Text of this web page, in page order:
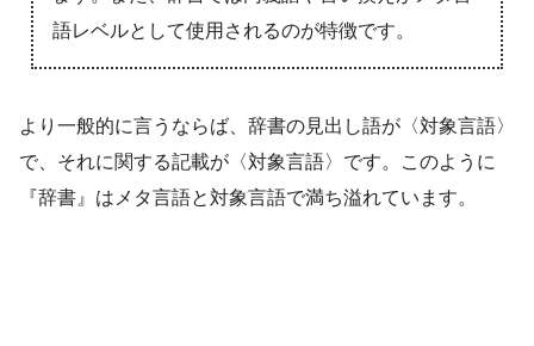
語レベルとして使用されるのが特徴です。
より一般的に言うならば、辞書の見出し語が〈対象言語〉
で、それに関する記載が〈対象言語〉です。このように
『辞書』はメタ言語と対象言語で満ち溢れています。